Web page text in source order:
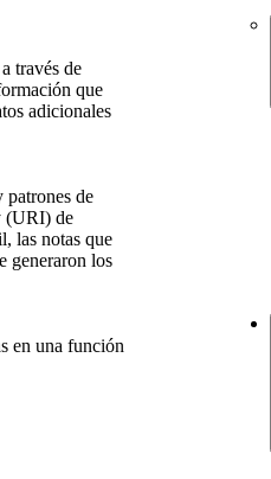
través de
que
adicionales
patrones de
(URI) de
las notas que
generaron los
en una función